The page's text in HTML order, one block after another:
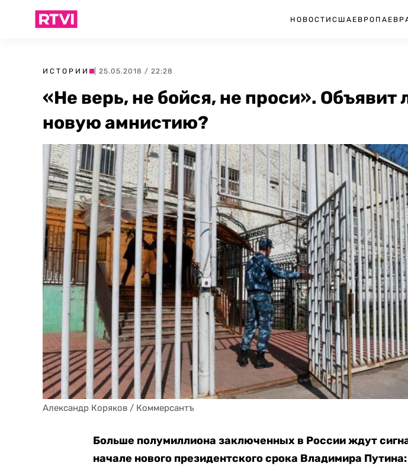
НОВОСТИ США ЕВРОПА
ИСТОРИИ | 25.05.2018 / 22:28
«Не верь, не бойся, не проси». Объявит
новую амнистию?
Александр Коряков / Коммерсантъ
Больше полумиллиона заключенных в России ждут
начале нового президентского срока Владимира